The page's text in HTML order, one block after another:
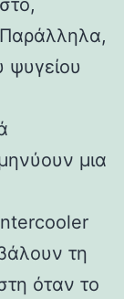
ψυγείου
μια
τη
όταν το